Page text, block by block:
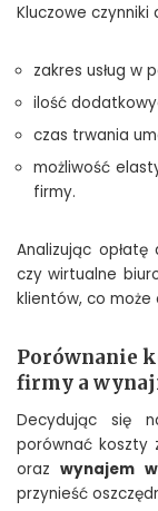
Kluczowe czynniki
zakres usług w
ilość
czas trwania
możliwość
firmy.
Analizując
czy wirtualne
klientów, co może
Porównanie
firmy a
Decydując się
porównać koszty
orazwynajem
przynieść